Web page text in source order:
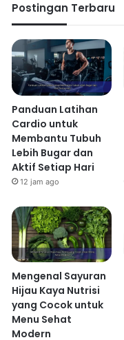
Postingan Terbaru
Panduan Latihan
Cardio untuk
Membantu Tubuh
Lebih Bugar dan
Aktif Setiap Hari
12 jam ago
Mengenal Sayuran
Hijau Kaya Nutrisi
yang Cocok untuk
Menu Sehat
Modern